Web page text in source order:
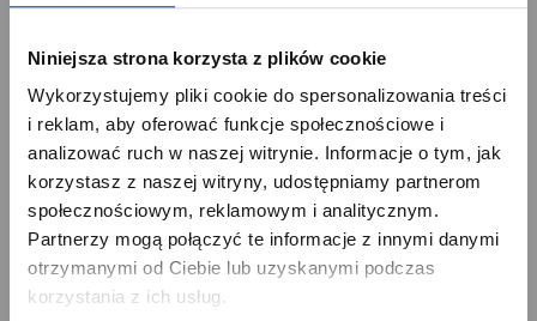
Niniejsza strona korzysta z plików cookie
Wykorzystujemy pliki cookie do spersonalizowania treści
i reklam, aby oferować funkcje społecznościowe i
analizować ruch w naszej witrynie. Informacje o tym, jak
korzystasz z naszej witryny, udostępniamy partnerom
społecznościowym, reklamowym i analitycznym.
Partnerzy mogą połączyć te informacje z innymi danymi
otrzymanymi od Ciebie lub uzyskanymi podczas
korzystania z ich usług.
* Czyszczenie: Czyść dekoracje zgodnie z zaleceniami
bezpieczeństwo.
* Utylizacja: Utylizuj uszkodzone lub niepotrzebne dekoracje
zgodnie z lokalnymi przepisami dotyczącymi ochrony
środowiska.
* Oświetlenie: Nie zakrywaj źródeł światła w dekoracjach, aby
zapobiec przegrzaniu i pożarom.
* Świece: Używaj świec w bezpiecznych świecznikach, z dala od
materiałów łatwopalnych i poza zasięgiem dzieci.
Zapisz się na newsletter
5% RABATU
na pierwsze zakupy!